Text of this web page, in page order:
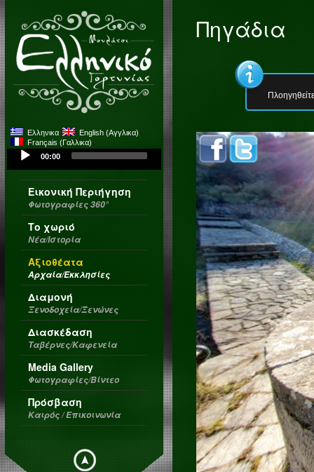
Ελληνικα English (Αγγλικα)
Français (Γαλλικα)
Audio
Player
00:00
Εικονική Περιήγηση
Φωτογραφίες 360°
Το χωριό
Νέα/Ιστορία
Αξιοθέατα
Αρχαία/Εκκλησίες
Διαμονή
Ξενοδοχεία/Ξενώνες
Διασκέδαση
Ταβέρνες/Καφενεία
Media Gallery
Φωτογραφίες/Βίντεο
Πρόσβαση
Καιρός / Επικοινωνία
Πηγάδια